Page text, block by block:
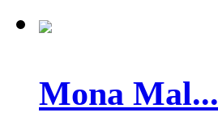
Mona Mal...